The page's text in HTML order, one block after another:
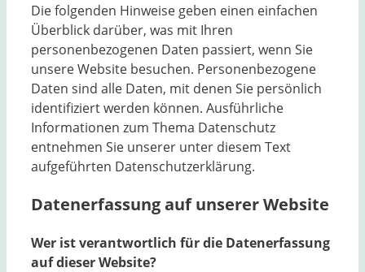
Die folgenden Hinweise geben einen einfachen
Überblick darüber, was mit Ihren
personenbezogenen Daten passiert, wenn Sie
unsere Website besuchen. Personenbezogene
Daten sind alle Daten, mit denen Sie persönlich
identifiziert werden können. Ausführliche
Informationen zum Thema Datenschutz
entnehmen Sie unserer unter diesem Text
aufgeführten Datenschutzerklärung.
Datenerfassung auf unserer Website
Wer ist verantwortlich für die Datenerfassung
auf dieser Website?